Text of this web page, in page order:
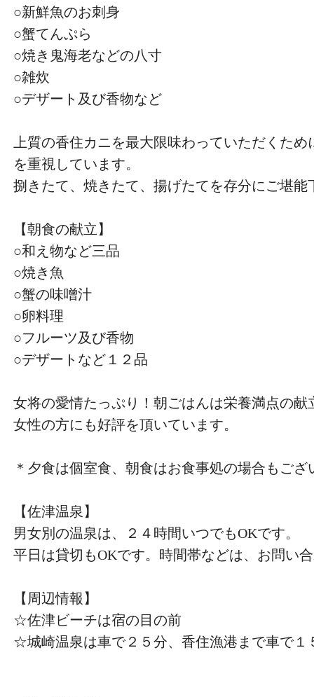
○新鮮魚のお刺身
○蟹てんぷら
○焼き鬼海老などの八寸
○雑炊
○デザート及び香物など
上質の香住カニを最大限味わっていただくた
を重視しています。
捌きたて、焼きたて、揚げたてを存分にご堪能
【朝食の献立】
○和え物など三品
○焼き魚
○蟹の味噌汁
○卵料理
○フルーツ及び香物
○デザートなど１２品
女将の愛情たっぷり！朝ごはんは栄養満点の献
女性の方にも好評を頂いています。
＊夕食は個室食、朝食はお食事処の場合もござ
【佐津温泉】
男女別の温泉は、２４時間いつでもOKです。
平日は貸切もOKです。時間帯などは、お問い
【周辺情報】
☆佐津ビーチは宿の目の前
☆城崎温泉は車で２５分、香住漁港まで車で１